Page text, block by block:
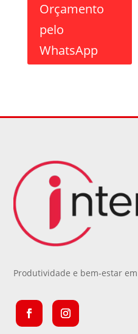
Orçamento
pelo
WhatsApp
Produtividade e bem-estar